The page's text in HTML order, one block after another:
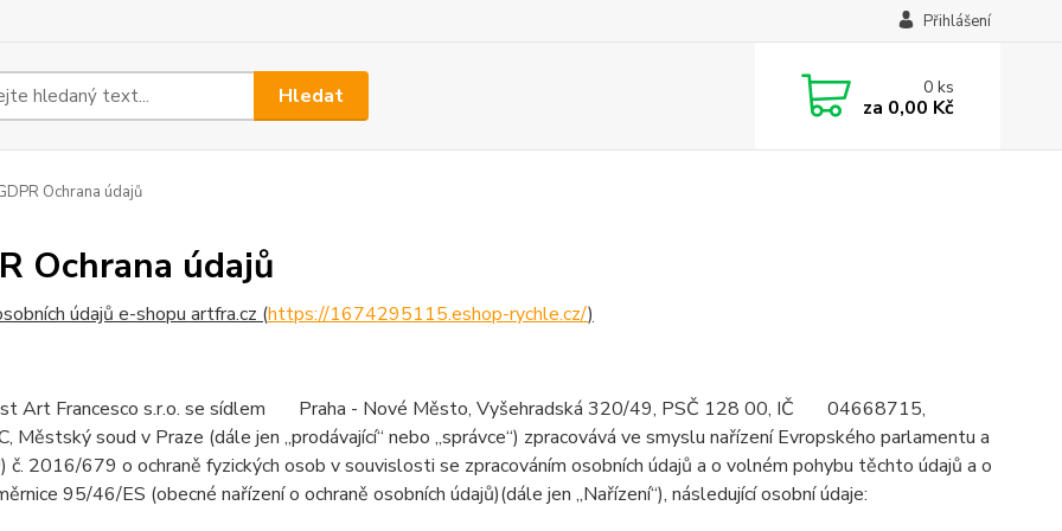
Přihlášení
Hledat 0ks
za 0,00 Kč
Ochrana údajů
Ochrana údajů
údajů e-shopu artfra.cz (https://1674295115.eshop-rychle.cz/)
Art Francesco s.r.o. se sídlem Praha - Nové Město, Vyšehradská 320/49, PSČ 128 00, IČ 04668715,
Městský soud v Praze (dále jen „prodávající“ nebo „správce“) zpracovává ve smyslu nařízení Evropského parlamentu a
č. 2016/679 o ochraně fyzických osob v souvislosti se zpracováním osobních údajů a o volném pohybu těchto údajů a o
95/46/ES (obecné nařízení o ochraně osobních údajů)(dále jen „Nařízení“), následující osobní údaje: